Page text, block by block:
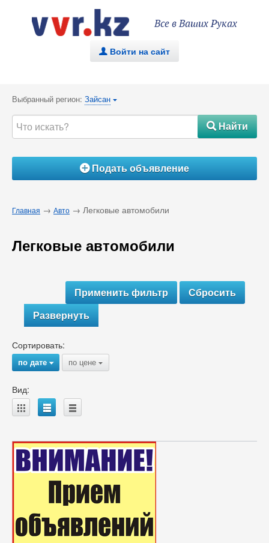
Все в Ваших Руках
. Войти на сайт
Выбранный регион: Зайсан {
#Найти
ÁПодать объявление
Главная → Авто → Легковые автомобили
Легковые автомобили
Развернуть
Сортировать:
по дате{ по цене {
Вид:
A B C